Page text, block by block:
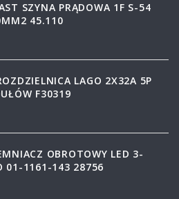
SZYNA PRĄDOWA 1F S-54
45.110
LAGO 2X32A 5P
F30319
OBROTOWY LED 3-
01-1161-143 28756